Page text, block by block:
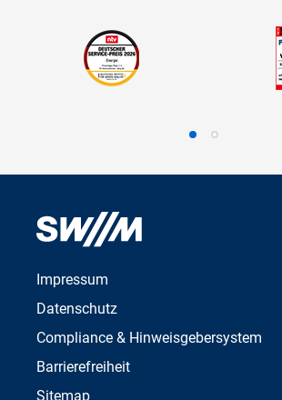
Genehmigung Wegerechtliche- und
Verkehrsrechtliche-Anordnung
Anton Wadenstorfer
Impressum
Datenschutz
Compliance & Hinweisgebersystem
Barrierefreiheit
Sitemap